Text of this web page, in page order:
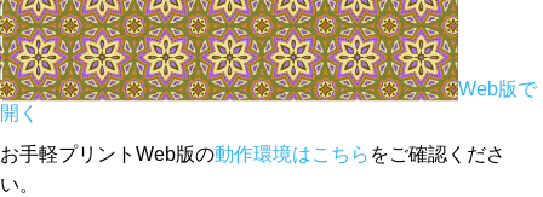
Web版で
開く
お手軽プリントWeb版の動作環境はこちら をご確認くださ
い。